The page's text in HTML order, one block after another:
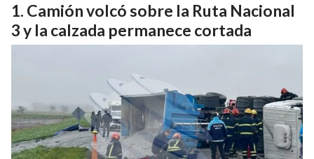
Camión volcó sobre la Ruta Nacional
3 y la calzada permanece cortada